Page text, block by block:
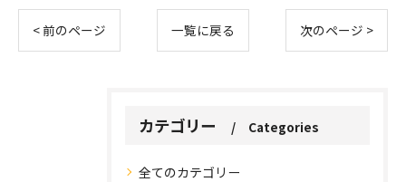
< 前のページ 一覧に戻る 次のページ >
カテゴリー Categories
全てのカテゴリー